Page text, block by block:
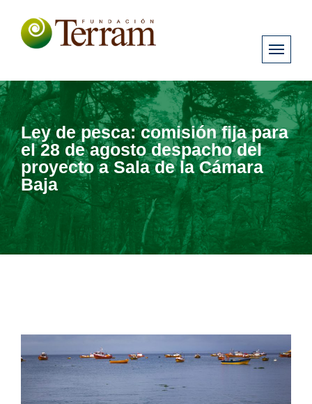
Ley de pesca: comisión fija para
el 28 de agosto despacho del
proyecto a Sala de la Cámara
Baja